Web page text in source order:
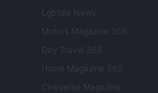
Lgbtqia News
Motors Magazine 365
Day Travel 365
Home Magazine 365
Cineverse Magazine